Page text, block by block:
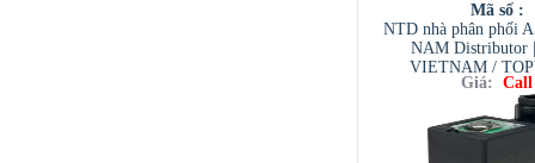
Mã số :
NTD nhà phân phối
NAM Distributor
VIETNAM /
VIETNAM /
/ TESCOM
Giá: Call